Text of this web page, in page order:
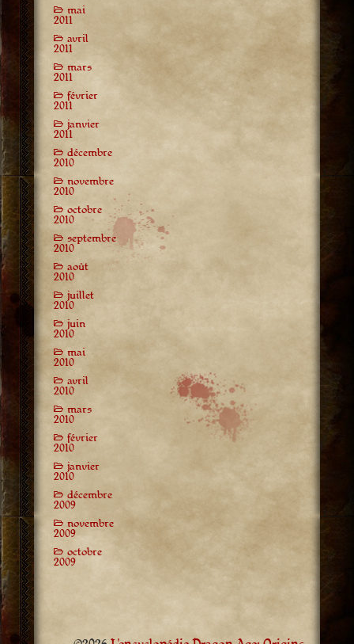
mai
2011
avril
2011
mars
2011
février
2011
janvier
2011
décembre
2010
novembre
2010
octobre
2010
septembre
2010
août
2010
juillet
2010
juin
2010
mai
2010
avril
2010
mars
2010
février
2010
janvier
2010
décembre
2009
novembre
2009
octobre
2009